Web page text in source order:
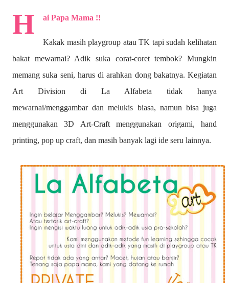
H ai Papa Mama !!
Kakak masih playgroup atau TK tapi sudah kelihatan
bakat mewarnai? Adik suka corat-coret tembok? Mungkin
memang suka seni, harus di arahkan dong bakatnya. Kegiatan
Art Division di La Alfabeta tidak hanya
mewarnai/menggambar dan melukis biasa, namun bisa juga
menggunakan 3D Art-Craft menggunakan origami, hand
printing, pop up craft, dan masih banyak lagi ide seru lainnya.